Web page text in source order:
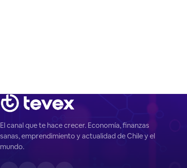
El canal que te hace crecer. Economía, finanzas
sanas, emprendimiento y actualidad de Chile y el
mundo.